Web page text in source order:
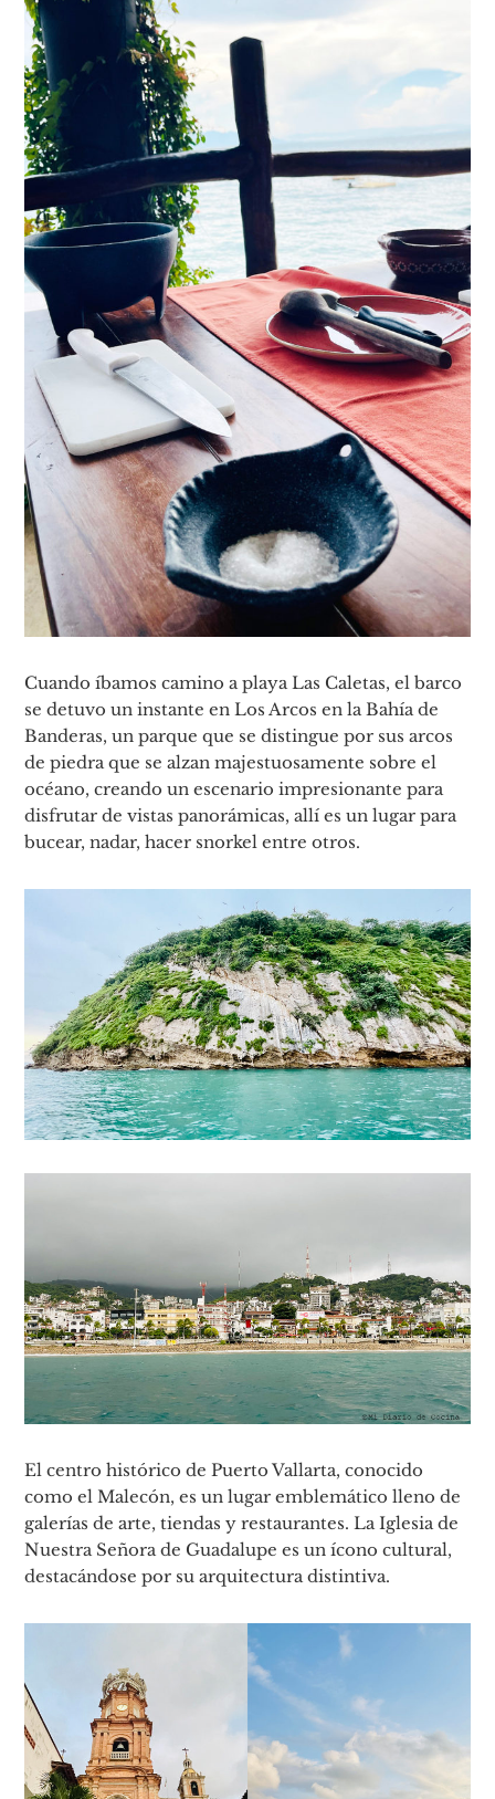
Cuando íbamos camino a playa Las Caletas, el barco
se detuvo un instante en Los Arcos en la Bahía de
Banderas, un parque que se distingue por sus arcos
de piedra que se alzan majestuosamente sobre el
océano, creando un escenario impresionante para
disfrutar de vistas panorámicas, allí es un lugar para
bucear, nadar, hacer snorkel entre otros.
El centro histórico de Puerto Vallarta, conocido
como el Malecón, es un lugar emblemático lleno de
galerías de arte, tiendas y restaurantes. La Iglesia de
Nuestra Señora de Guadalupe es un ícono cultural,
destacándose por su arquitectura distintiva.